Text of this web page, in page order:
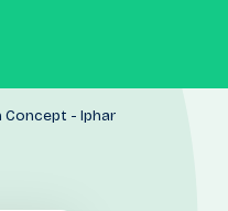
- Iphar